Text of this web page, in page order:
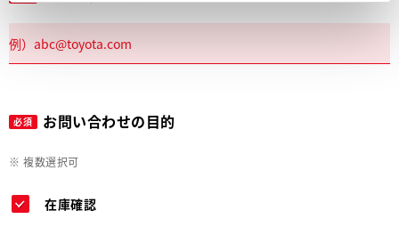
必須 お問い合わせの目的
※ 複数選択可
在庫確認